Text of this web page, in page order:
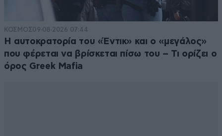
ΚΟΣΜΟΣ09·08·2026 07:44
Η αυτοκρατορία του «Έντικ» και ο «μεγάλος»
που φέρεται να βρίσκεται πίσω του – Τι ορίζει ο
όρος Greek Mafia